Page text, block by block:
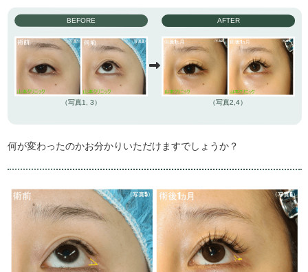
BEFORE
（写真1, 3）
AFTER
（写真2,4）
何が変わったのかお分かりいただけますでしょうか？